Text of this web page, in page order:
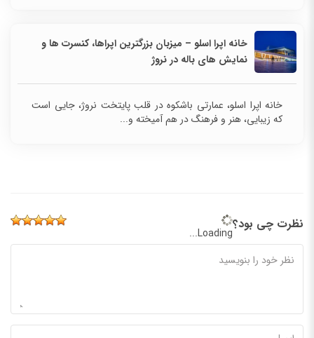
خانه اپرا اسلو – میزبان بزرگترین اپراها، کنسرت ها و
نمایش های باله در نروژ
خانه اپرا اسلو، عمارتی باشکوه در قلب پایتخت نروژ، جایی است
که زیبایی، هنر و فرهنگ در هم آمیخته و...
نظرت چی بود؟
Loading...